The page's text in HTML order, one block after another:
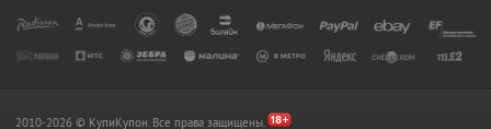
2010-2026 © КупиКупон. Все права защищены.